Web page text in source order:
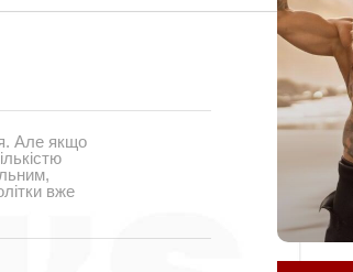
Але якщо
вже